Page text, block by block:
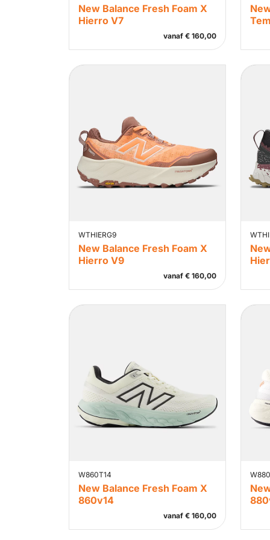
New Balance Fresh Foam X
Hierro V7
vanaf € 160,00
WTHIERG9
New Balance Fresh Foam X
Hierro V9
vanaf € 160,00
W860T14
New Balance Fresh Foam X
860v14
vanaf € 160,00